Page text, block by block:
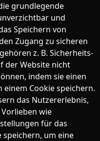
grundlegende
und
Speichern von
Zugang zu sicheren
z. B. Sicherheits-
der Website nicht
indem sie einen
Cookie speichern.
das Nutzererlebnis,
wie
für das
speichern, um eine